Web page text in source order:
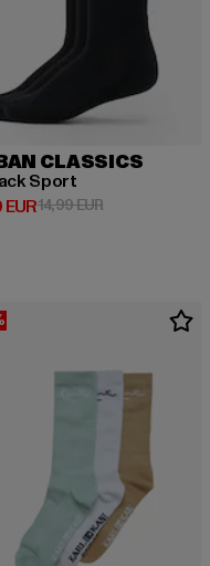
CLASSICS
Sport
EUR Preis: 11,99 EUR
14,99 EURAktionspreis: